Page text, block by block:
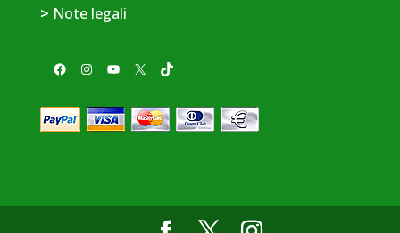
> Note legali
Facebook
Instagram
YouTube
X TikTok